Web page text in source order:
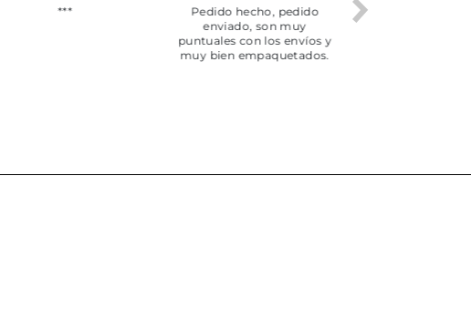
Pedido hecho, pedido
Servicio muy completo
desde la compra hasta la
entrega del producto.